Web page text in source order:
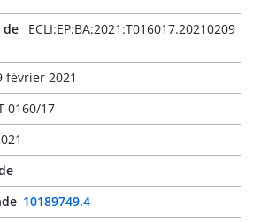
de
ECLI:EP:BA:2021:T016017.20210209
février 2021
0160/17
-
10189749.4